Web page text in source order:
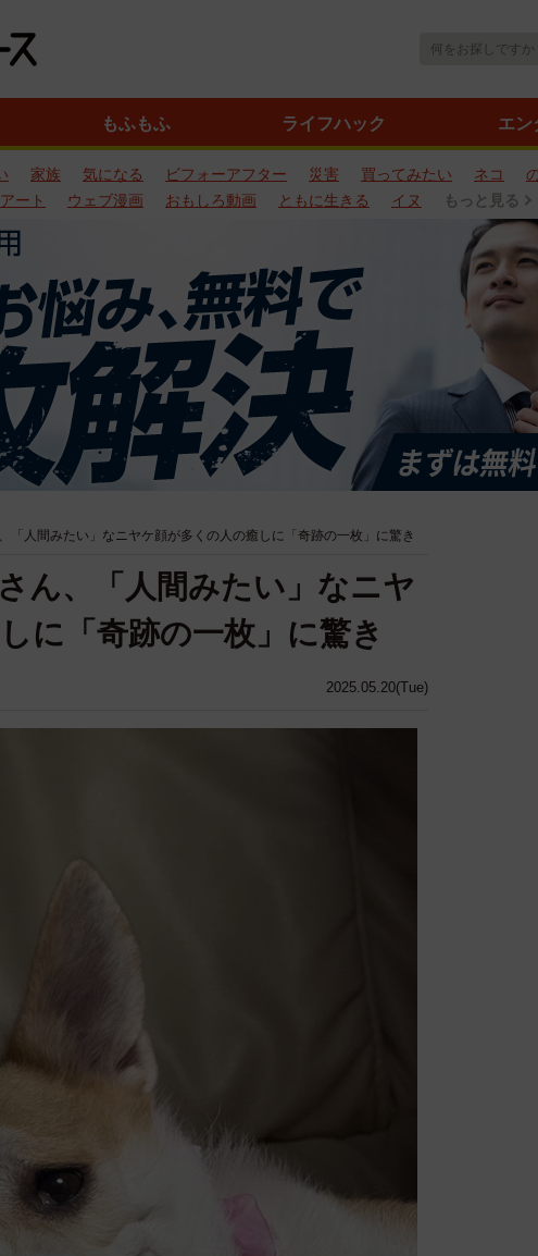
もふもふ ライフハック エン
家族 気になる ビフォーアフター 災害 買ってみたい ネコ
アート
ウェブ漫画 おもしろ動画 ともに生きる イヌ もっと見る
「人間みたい」なニヤケ顔が多くの人の癒しに「奇跡の一枚」に驚き
2025.05.20(Tue)
ん、「人間みたい」なニヤ
に「奇跡の一枚」に驚き